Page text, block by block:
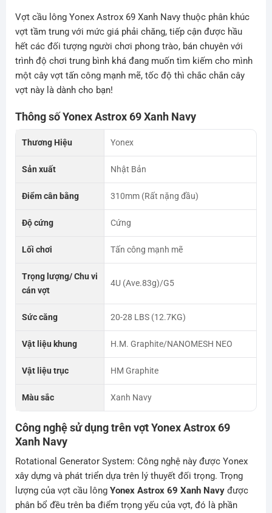
Vợt cầu lông Yonex Astrox 69 Xanh Navy thuộc phân khúc
vợt tầm trung với mức giá phải chăng, tiếp cận được hầu
hết các đối tượng người chơi phong trào, bán chuyên với
trình độ chơi trung bình khá đang muốn tìm kiếm cho mình
một cây vợt tấn công mạnh mẽ, tốc độ thì chắc chắn cây
vợt này là dành cho bạn!
Thông số Yonex Astrox 69 Xanh Navy
Thương Hiệu Yonex
Sản xuất Nhật Bản
Điểm cân bằng 310mm (Rất nặng đầu)
Độ cứng Cứng
Lối chơi Tấn công mạnh mẽ
Trọng lượng/ Chu vi
cán vợt
4U (Ave.83g)/G5
Sức căng 20-28 LBS (12.7KG)
Vật liệu khung H.M. Graphite/NANOMESH NEO
Vật liệu trục HM Graphite
Màu sắc Xanh Navy
Công nghệ sử dụng trên vợt Yonex Astrox 69
Xanh Navy
Rotational Generator System: Công nghệ này được Yonex
xây dựng và phát triển dựa trên lý thuyết đối trọng. Trọng
lượng của vợt cầu lông Yonex Astrox 69 Xanh Navyđược
phân bổ đều trên ba điểm trọng yếu của vợt, đó là phần